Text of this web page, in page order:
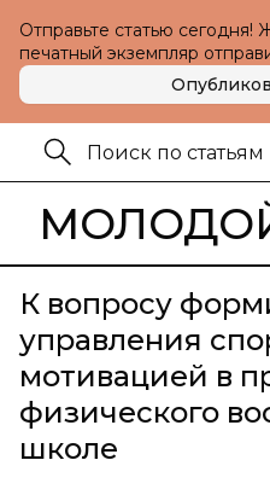
Отправьте статью сегодня!
печатный экземпляр
К вопросу
управления
мотивацией в
физического
школе